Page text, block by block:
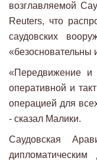
возглавляемой
Reuters, что
саудовских
«безосновательны
«Передвижение и
оперативной и
операцией для
- сказал Малики.
Саудовская